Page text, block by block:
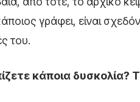
γράφει, είναι
του.
κάποια δυσκολία?